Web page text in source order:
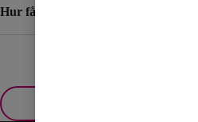
Hur får jag min faktura?